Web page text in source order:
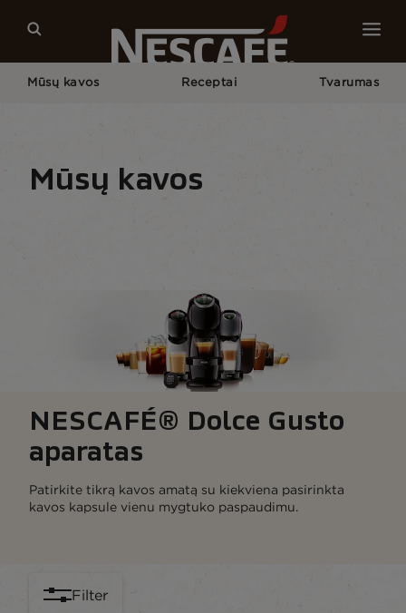
Mūsų kavos Receptai Tvarumas
Mūsų kavos
NESCAFÉ® Dolce Gusto
aparatas
Patirkite tikrą kavos amatą su kiekviena pasirinkta
kavos kapsule vienu mygtuko paspaudimu.
Filter